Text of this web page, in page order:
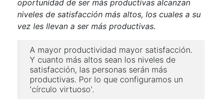
oportunidad de ser más productivas alcanzan
niveles de satisfacción más altos, los cuales a su
vez les llevan a ser más productivas.
A mayor productividad mayor satisfacción.
Y cuanto más altos sean los niveles de
satisfacción, las personas serán más
productivas. Por lo que configuramos un
'círculo virtuoso'.